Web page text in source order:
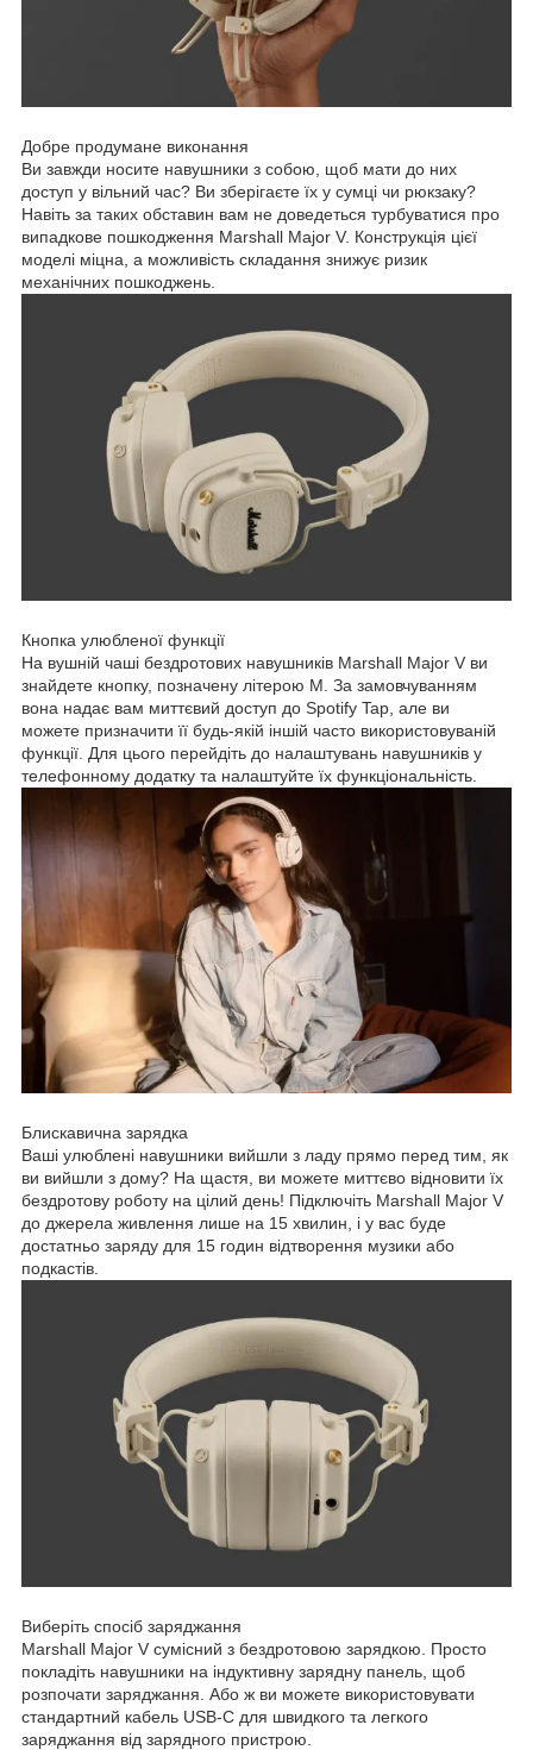
Добре продумане виконання
Ви завжди носите навушники з собою, щоб мати до них
доступ у вільний час? Ви зберігаєте їх у сумці чи рюкзаку?
Навіть за таких обставин вам не доведеться турбуватися про
випадкове пошкодження Marshall Major V. Конструкція цієї
моделі міцна, а можливість складання знижує ризик
механічних пошкоджень.
Кнопка улюбленої функції
На вушній чаші бездротових навушників Marshall Major V ви
знайдете кнопку, позначену літерою M. За замовчуванням
вона надає вам миттєвий доступ до Spotify Tap, але ви
можете призначити її будь-якій іншій часто використовуваній
функції. Для цього перейдіть до налаштувань навушників у
телефонному додатку та налаштуйте їх функціональність.
Блискавична зарядка
Ваші улюблені навушники вийшли з ладу прямо перед тим, як
ви вийшли з дому? На щастя, ви можете миттєво відновити їх
бездротову роботу на цілий день! Підключіть Marshall Major V
до джерела живлення лише на 15 хвилин, і у вас буде
достатньо заряду для 15 годин відтворення музики або
подкастів.
Виберіть спосіб заряджання
Marshall Major V сумісний з бездротовою зарядкою. Просто
покладіть навушники на індуктивну зарядну панель, щоб
розпочати заряджання. Або ж ви можете використовувати
стандартний кабель USB-C для швидкого та легкого
заряджання від зарядного пристрою.